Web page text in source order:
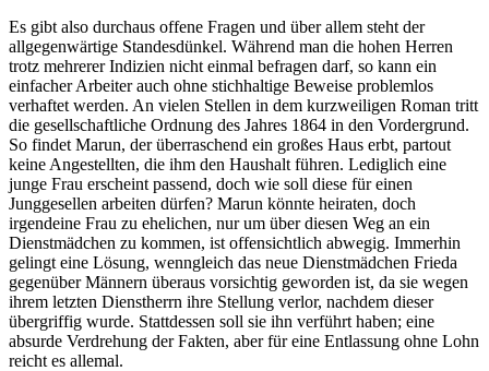
Es gibt also durchaus offene Fragen und über allem steht der
allgegenwärtige Standesdünkel. Während man die hohen Herren
trotz mehrerer Indizien nicht einmal befragen darf, so kann ein
einfacher Arbeiter auch ohne stichhaltige Beweise problemlos
verhaftet werden. An vielen Stellen in dem kurzweiligen Roman tritt
die gesellschaftliche Ordnung des Jahres 1864 in den Vordergrund.
So findet Marun, der überraschend ein großes Haus erbt, partout
keine Angestellten, die ihm den Haushalt führen. Lediglich eine
junge Frau erscheint passend, doch wie soll diese für einen
Junggesellen arbeiten dürfen? Marun könnte heiraten, doch
irgendeine Frau zu ehelichen, nur um über diesen Weg an ein
Dienstmädchen zu kommen, ist offensichtlich abwegig. Immerhin
gelingt eine Lösung, wenngleich das neue Dienstmädchen Frieda
gegenüber Männern überaus vorsichtig geworden ist, da sie wegen
ihrem letzten Dienstherrn ihre Stellung verlor, nachdem dieser
übergriffig wurde. Stattdessen soll sie ihn verführt haben; eine
absurde Verdrehung der Fakten, aber für eine Entlassung ohne Lohn
reicht es allemal.